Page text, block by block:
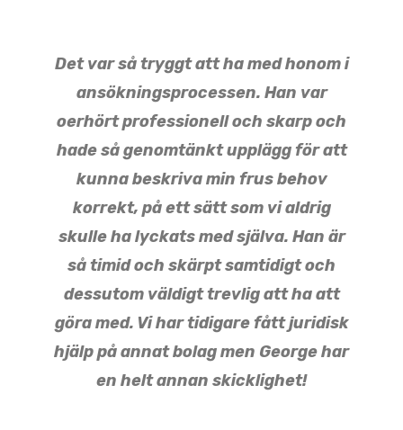
Det var så tryggt att ha med honom i
ansökningsprocessen. Han var
oerhört professionell och skarp och
hade så genomtänkt upplägg för att
kunna beskriva min frus behov
korrekt, på ett sätt som vi aldrig
skulle ha lyckats med själva. Han är
så timid och skärpt samtidigt och
dessutom väldigt trevlig att ha att
göra med. Vi har tidigare fått juridisk
hjälp på annat bolag men George har
en helt annan skicklighet!